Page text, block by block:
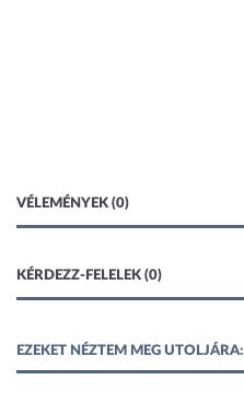
VÉLEMÉNYEK (0)
KÉRDEZZ-FELELEK (0)
EZEKET NÉZTEM MEG UTOLJÁRA: